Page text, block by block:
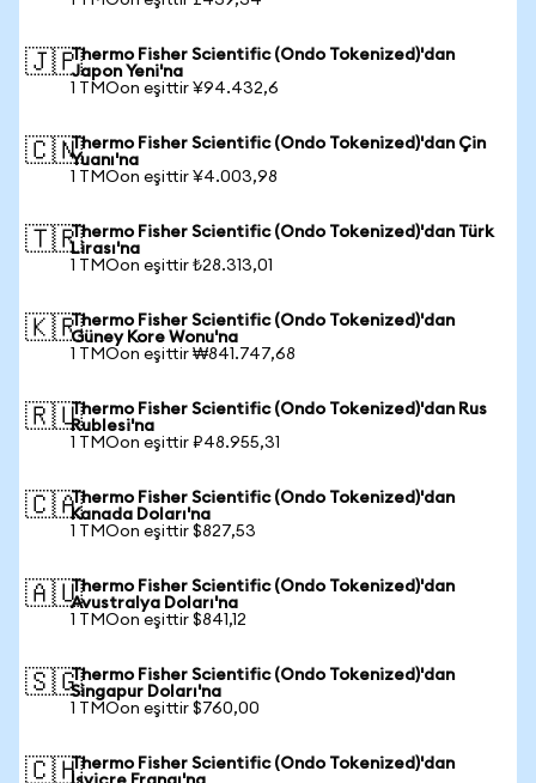
🇯🇵Thermo Fisher Scientific (Ondo Tokenized)'dan
Japon Yeni'na
1 TMOon eşittir ¥94.432,6
🇨🇳Thermo Fisher Scientific (Ondo Tokenized)'dan Çin
Yuanı'na
1 TMOon eşittir ¥4.003,98
🇹🇷Thermo Fisher Scientific (Ondo Tokenized)'dan Türk
Lirası'na
1 TMOon eşittir ₺28.313,01
🇰🇷Thermo Fisher Scientific (Ondo Tokenized)'dan
Güney Kore Wonu'na
1 TMOon eşittir ₩841.747,68
🇷🇺Thermo Fisher Scientific (Ondo Tokenized)'dan Rus
Rublesi'na
1 TMOon eşittir ₽48.955,31
🇨🇦Thermo Fisher Scientific (Ondo Tokenized)'dan
Kanada Doları'na
1 TMOon eşittir $827,53
🇦🇺Thermo Fisher Scientific (Ondo Tokenized)'dan
Avustralya Doları'na
1 TMOon eşittir $841,12
🇸🇬Thermo Fisher Scientific (Ondo Tokenized)'dan
Singapur Doları'na
1 TMOon eşittir $760,00
🇨🇭Thermo Fisher Scientific (Ondo Tokenized)'dan